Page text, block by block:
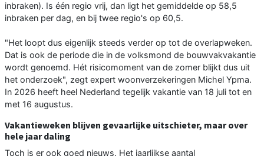
inbraken). Is één regio vrij, dan ligt het gemiddelde op 58,5
inbraken per dag, en bij twee regio's op 60,5.
"Het loopt dus eigenlijk steeds verder op tot de overlapweken.
Dat is ook de periode die in de volksmond de bouwvakvakantie
wordt genoemd. Hét risicomoment van de zomer blijkt dus uit
het onderzoek", zegt expert woonverzekeringen Michel Ypma.
In 2026 heeft heel Nederland tegelijk vakantie van 18 juli tot en
met 16 augustus.
Vakantieweken blijven gevaarlijke uitschieter, maar over
hele jaar daling
Toch is er ook goed nieuws. Het jaarlijkse aantal